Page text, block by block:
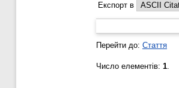
Експорт в
Перейти до: Стаття
Число елементів: 1.